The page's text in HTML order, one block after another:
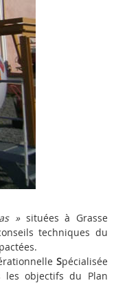
»situées à Grasse
techniques du
Spécialisée
les objectifs du Plan